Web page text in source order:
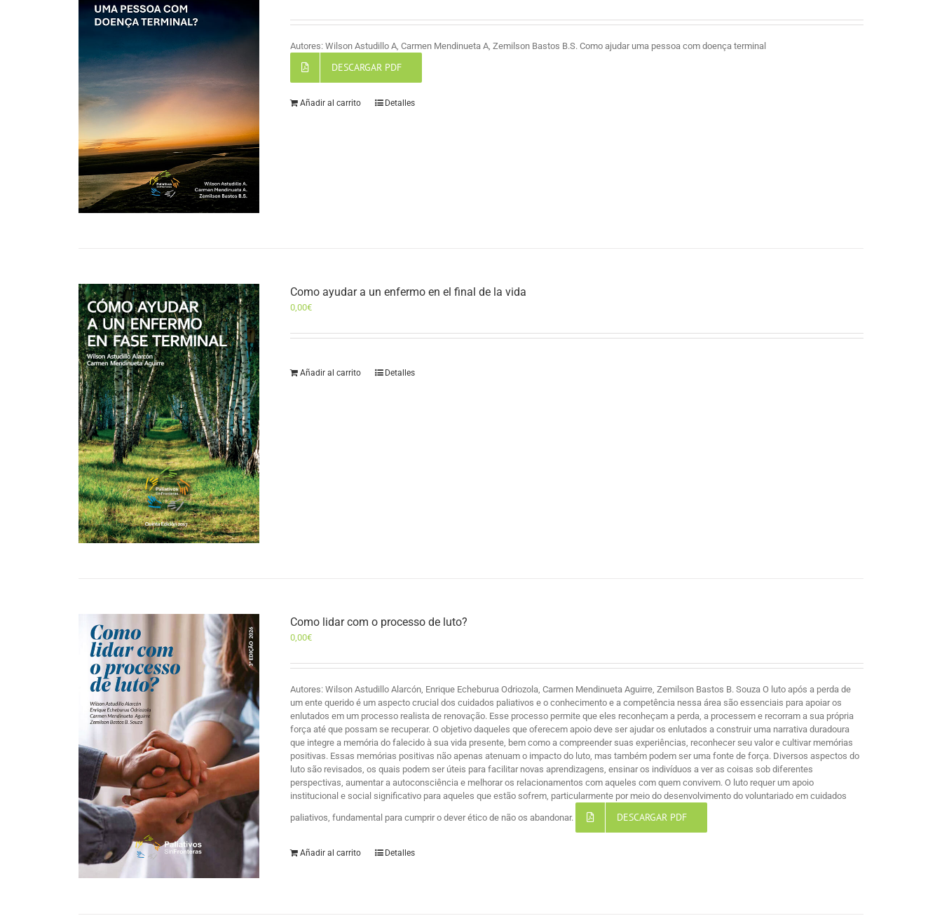
Autores: Wilson Astudillo A, Carmen Mendinueta A, Zemilson Bastos B.S. Como ajudar uma pessoa com doença terminal
DESCARGAR PDF
Añadir al carrito Detalles
Como ayudar a un enfermo en el final de la vida
0,00€
Añadir al carrito Detalles
Como lidar com o processo de luto?
0,00€
Autores: Wilson Astudillo Alarcón, Enrique Echeburua Odriozola, Carmen Mendinueta Aguirre, Zemilson Bastos B. Souza O luto após a perda de
um ente querido é um aspecto crucial dos cuidados paliativos e o conhecimento e a competência nessa área são essenciais para apoiar os
enlutados em um processo realista de renovação. Esse processo permite que eles reconheçam a perda, a processem e recorram a sua própria
força até que possam se recuperar. O objetivo daqueles que oferecem apoio deve ser ajudar os enlutados a construir uma narrativa duradoura
que integre a memória do falecido à sua vida presente, bem como a compreender suas experiências, reconhecer seu valor e cultivar memórias
positivas. Essas memórias positivas não apenas atenuam o impacto do luto, mas também podem ser uma fonte de força. Diversos aspectos do
luto são revisados, os quais podem ser úteis para facilitar novas aprendizagens, ensinar os indivíduos a ver as coisas sob diferentes
perspectivas, aumentar a autoconsciência e melhorar os relacionamentos com aqueles com quem convivem. O luto requer um apoio
institucional e social significativo para aqueles que estão sofrem, particularmente por meio do desenvolvimento do voluntariado em cuidados
paliativos, fundamental para cumprir o dever ético de não os abandonar. DESCARGAR PDF
Añadir al carrito Detalles